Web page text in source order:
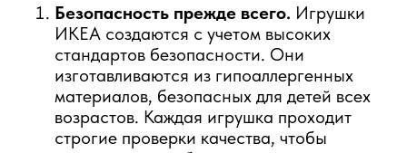
Безопасность прежде всего. Игрушки
ИКЕА создаются с учетом высоких
стандартов безопасности. Они
изготавливаются из гипоаллергенных
материалов, безопасных для детей всех
возрастов. Каждая игрушка проходит
строгие проверки качества, чтобы